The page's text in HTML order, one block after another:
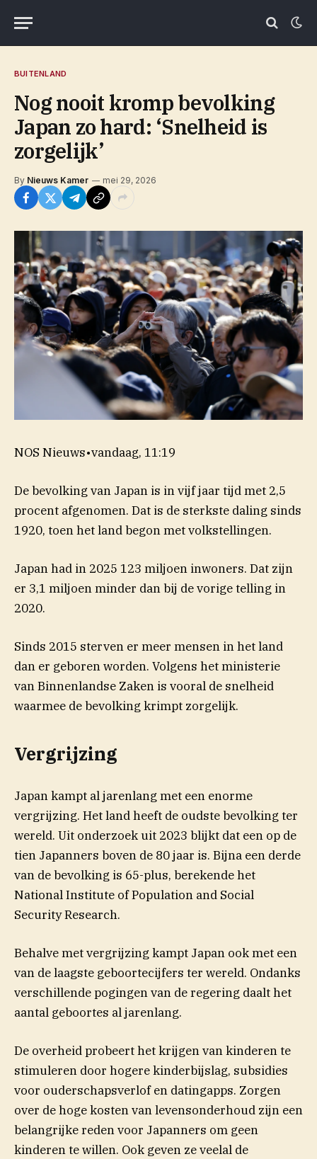
BUITENLAND
Nog nooit kromp bevolking
Japan zo hard: ‘Snelheid is
zorgelijk’
By Nieuws Kamer mei 29, 2026
NOS Nieuws•vandaag, 11:19
De bevolking van Japan is in vijf jaar tijd met 2,5
procent afgenomen. Dat is de sterkste daling sinds
1920, toen het land begon met volkstellingen.
Japan had in 2025 123 miljoen inwoners. Dat zijn
er 3,1 miljoen minder dan bij de vorige telling in
2020.
Sinds 2015 sterven er meer mensen in het land
dan er geboren worden. Volgens het ministerie
van Binnenlandse Zaken is vooral de snelheid
waarmee de bevolking krimpt zorgelijk.
Vergrijzing
Japan kampt al jarenlang met een enorme
vergrijzing. Het land heeft de oudste bevolking ter
wereld. Uit onderzoek uit 2023 blijkt dat een op de
tien Japanners boven de 80 jaar is. Bijna een derde
van de bevolking is 65-plus, berekende het
National Institute of Population and Social
Security Research.
Behalve met vergrijzing kampt Japan ook met een
van de laagste geboortecijfers ter wereld. Ondanks
verschillende pogingen van de regering daalt het
aantal geboortes al jarenlang.
De overheid probeert het krijgen van kinderen te
stimuleren door hogere kinderbijslag, subsidies
voor ouderschapsverlof en datingapps. Zorgen
over de hoge kosten van levensonderhoud zijn een
belangrijke reden voor Japanners om geen
kinderen te willen. Ook geven ze veelal de